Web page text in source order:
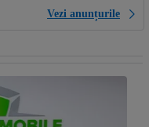
Vezi anunțurile